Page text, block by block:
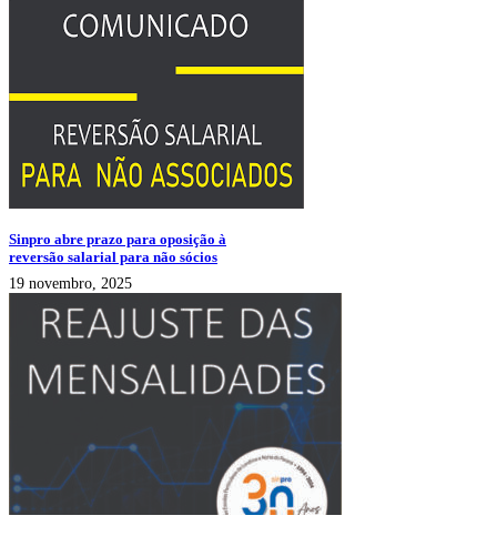
Sinpro abre prazo para oposição à
reversão salarial para não sócios
19 novembro, 2025